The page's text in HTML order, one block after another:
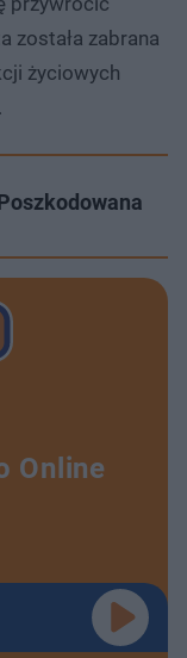
została zabrana
życiowych
Online